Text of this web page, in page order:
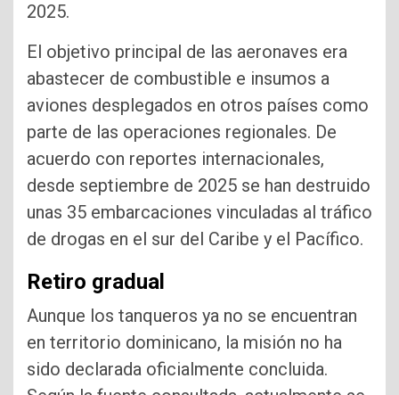
2025.
El objetivo principal de las aeronaves era
abastecer de combustible e insumos a
aviones desplegados en otros países como
parte de las operaciones regionales. De
acuerdo con reportes internacionales,
desde septiembre de 2025 se han destruido
unas 35 embarcaciones vinculadas al tráfico
de drogas en el sur del Caribe y el Pacífico.
Retiro gradual
Aunque los tanqueros ya no se encuentran
en territorio dominicano, la misión no ha
sido declarada oficialmente concluida.